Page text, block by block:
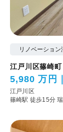
リノベーション
江戸川区篠崎町
5,980 万円
江戸川区
篠崎駅 徒歩15分